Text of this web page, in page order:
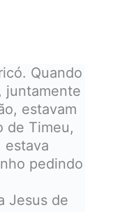
Quando
juntamente
estavam
de Timeu,
estava
pedindo
Jesus de